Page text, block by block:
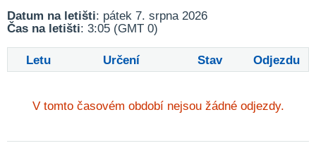
Datum na letišti: pátek 7. srpna 2026
Čas na letišti: 3:05 (GMT 0)
Letu Určení Stav Odjezdu
V tomto časovém období nejsou žádné odjezdy.